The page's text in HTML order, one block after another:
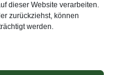
dieser Website verarbeiten.
zurückziehst, können
werden.